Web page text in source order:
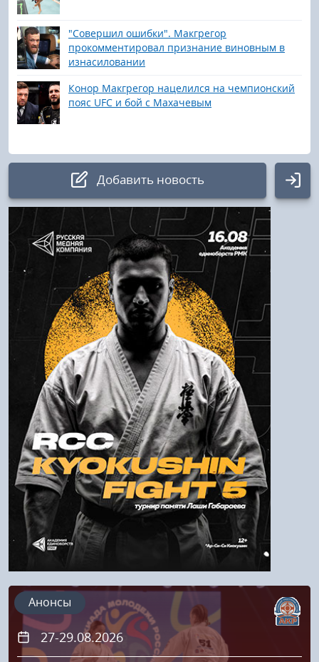
"Совершил ошибки". Макгрегор
прокомментировал признание виновным в
изнасиловании
Конор Макгрегор нацелился на чемпионский
пояс UFC и бой с Махачевым
Добавить новость
Авторизация
Логин:
Пароль
Войти
Напомнить пароль
Регистрация
27-29.08.2026
Анонсы